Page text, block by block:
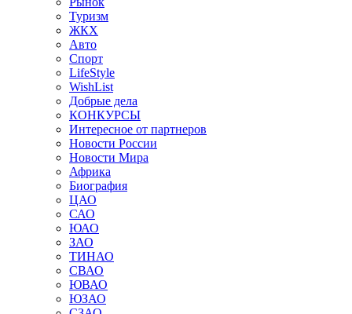
Туризм
ЖКХ
Авто
Спорт
LifeStyle
WishList
Добрые дела
КОНКУРСЫ
Интересное от партнеров
Новости России
Новости Мира
Африка
Биография
ЦАО
САО
ЮАО
ЗАО
ТИНАО
СВАО
ЮВАО
ЮЗАО